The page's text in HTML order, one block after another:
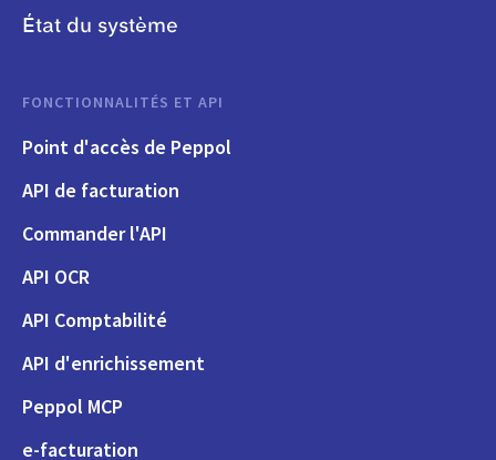
État du système
FONCTIONNALITÉS ET API
Point d'accès de Peppol
API de facturation
Commander l'API
API OCR
API Comptabilité
API d'enrichissement
Peppol MCP
e-facturation